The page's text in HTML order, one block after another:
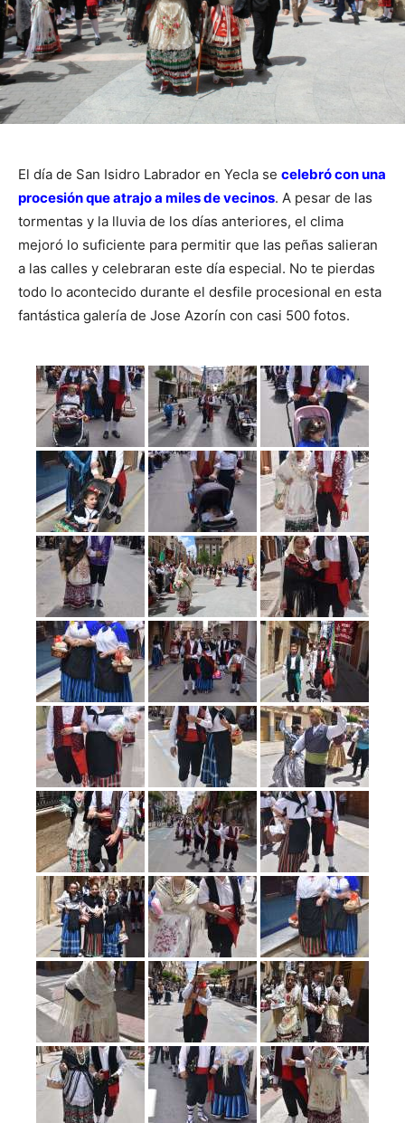
El día de San Isidro Labrador en Yecla se celebró con una
procesión que atrajo a miles de vecinos. A pesar de las
tormentas y la lluvia de los días anteriores, el clima
mejoró lo suficiente para permitir que las peñas salieran
a las calles y celebraran este día especial. No te pierdas
todo lo acontecido durante el desfile procesional en esta
fantástica galería de Jose Azorín con casi 500 fotos.